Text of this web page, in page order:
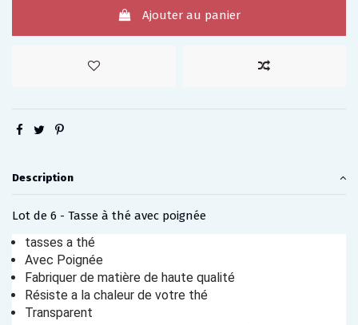
Ajouter au panier
Description
Lot de 6 - Tasse à thé avec poignée
tasses a thé
Avec Poignée
Fabriquer de matière de haute qualité
Résiste a la chaleur de votre thé
Transparent